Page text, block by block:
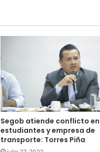
Segob atiende conflicto
estudiantes y empresa de
transporte: Torres Piña